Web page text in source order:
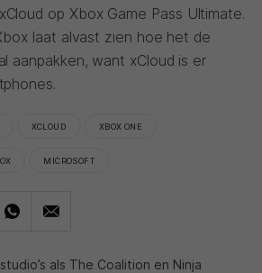
op Xbox Game Pass Ultimate.
laat alvast zien hoe het de
aanpakken, want xCloud is er
XCLOUD XBOX ONE
MICROSOFT
als The Coalition en Ninja